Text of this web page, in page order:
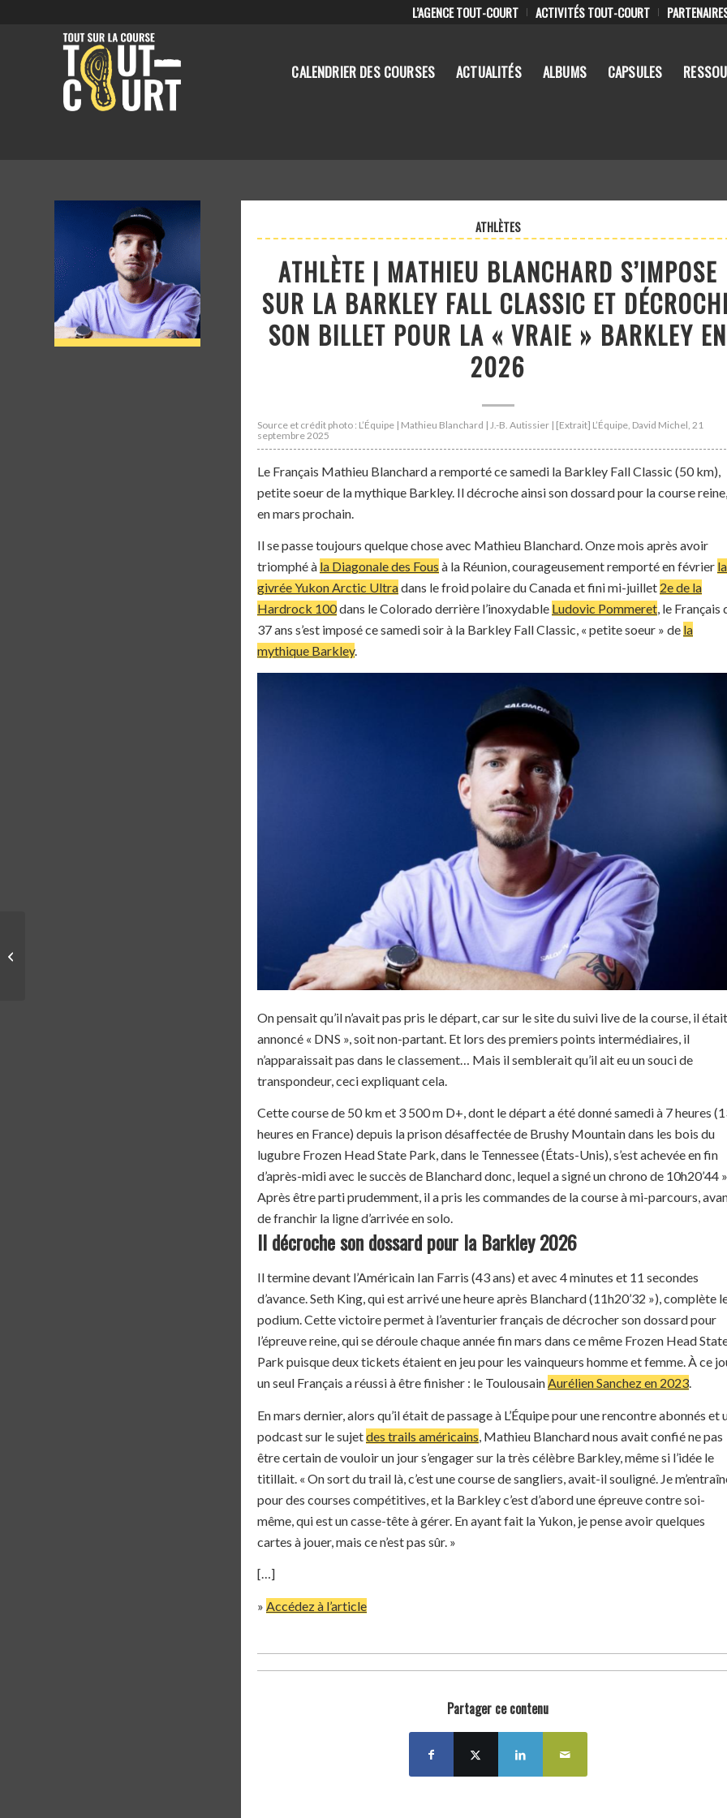
L’AGENCE TOUT-COURT ACTIVITÉS TOUT-COURT
CALENDRIER DES COURSES ACTUALITÉS ALBUMS CAPSULES
ATHLÈTES
ATHLÈTE | MATHIEU BLANCHARD S’IMPOSE
SUR LA BARKLEY FALL CLASSIC ET
SON BILLET POUR LA « VRAIE » BARKLEY EN
2026
Source et crédit photo : L’Équipe | Mathieu Blanchard | J.-B. Autissier | [Extrait] L’Équipe, David Michel, 21
septembre 2025
Le Français Mathieu Blanchard a remporté ce samedi la Barkley Fall Classic (50 km),
petite soeur de la mythique Barkley. Il décroche ainsi son dossard pour la course reine,
en mars prochain.
Il se passe toujours quelque chose avec Mathieu Blanchard. Onze mois après avoir
triomphé à la Diagonale des Fous à la Réunion, courageusement remporté en février la
givrée Yukon Arctic Ultradans le froid polaire du Canada et fini mi-juillet 2e de la
Hardrock 100dans le Colorado derrière l’inoxydable Ludovic Pommeret, le Français
37 ans s’est imposé ce samedi soir à la Barkley Fall Classic, « petite soeur » de la
mythique Barkley.
On pensait qu’il n’avait pas pris le départ, car sur le site du suivi live de la course, il était
annoncé « DNS », soit non-partant. Et lors des premiers points intermédiaires, il
n’apparaissait pas dans le classement… Mais il semblerait qu’il ait eu un souci de
transpondeur, ceci expliquant cela.
Cette course de 50 km et 3 500 m D+, dont le départ a été donné samedi à 7 heures
heures en France) depuis la prison désaffectée de Brushy Mountain dans les bois du
lugubre Frozen Head State Park, dans le Tennessee (États-Unis), s’est achevée en fin
d’après-midi avec le succès de Blanchard donc, lequel a signé un chrono de 10h20’44
Après être parti prudemment, il a pris les commandes de la course à mi-parcours,
de franchir la ligne d’arrivée en solo.
Il décroche son dossard pour la Barkley 2026
Il termine devant l’Américain Ian Farris (43 ans) et avec 4 minutes et 11 secondes
d’avance. Seth King, qui est arrivé une heure après Blanchard (11h20’32 »), complète
podium. Cette victoire permet à l’aventurier français de décrocher son dossard pour
l’épreuve reine, qui se déroule chaque année fin mars dans ce même Frozen Head
Park puisque deux tickets étaient en jeu pour les vainqueurs homme et femme. À ce
un seul Français a réussi à êtrefinisher : le ToulousainAurélien Sanchez en 2023.
En mars dernier, alors qu’il était de passage à L’Équipe pour une rencontre abonnés et
podcast sur le sujetdes trails américains , Mathieu Blanchard nous avait confié ne pas
être certain de vouloir un jour s’engager sur la très célèbre Barkley, même si l’idée le
titillait. « On sort du trail là, c’est une course de sangliers , avait-il souligné. Je
pour des courses compétitives, et la Barkley c’est d’abord une épreuve contre soi-
même, qui est un casse-tête à gérer. En ayant fait la Yukon, je pense avoir quelques
cartes à jouer, mais ce n’est pas sûr. »
[…]
» Accédez à l’article
Partager ce contenu